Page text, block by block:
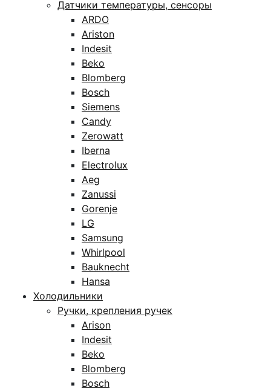
Датчики температуры, сенсоры
ARDO
Ariston
Indesit
Beko
Blomberg
Bosch
Siemens
Candy
Zerowatt
Iberna
Electrolux
Aeg
Zanussi
Gorenje
LG
Samsung
Whirlpool
Bauknecht
Hansa
Холодильники
Ручки, крепления ручек
Arison
Indesit
Beko
Blomberg
Bosch